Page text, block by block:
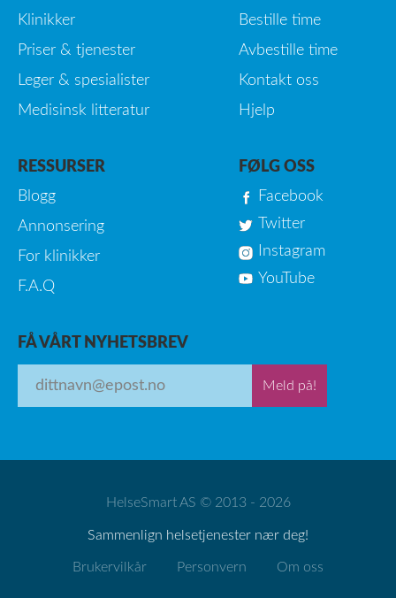
Klinikker
Priser & tjenester
Leger & spesialister
Medisinsk litteratur
Bestille time
Avbestille time
Kontakt oss
Hjelp
RESSURSER
Blogg
Annonsering
For klinikker
F.A.Q
FØLG OSS
Facebook
Twitter
Instagram
YouTube
FÅ VÅRT NYHETSBREV
Meld på!
HelseSmart AS © 2013 - 2026
Sammenlign helsetjenester nær deg!
Brukervilkår Personvern Om oss